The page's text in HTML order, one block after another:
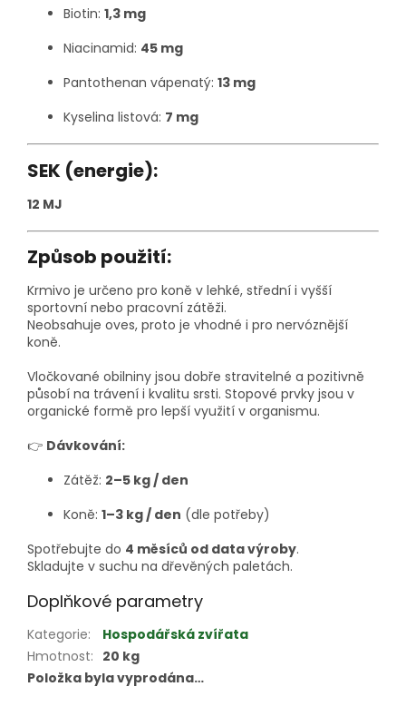
Biotin: 1,3 mg
Niacinamid: 45 mg
Pantothenan vápenatý: 13 mg
Kyselina listová: 7 mg
SEK (energie):
12 MJ
Způsob použití:
Krmivo je určeno pro koně v lehké, střední i vyšší
sportovní nebo pracovní zátěži.
Neobsahuje oves, proto je vhodné i pro nervóznější
koně.
Vločkované obilniny jsou dobře stravitelné a pozitivně
působí na trávení i kvalitu srsti. Stopové prvky jsou v
organické formě pro lepší využití v organismu.
👉 Dávkování:
Zátěž: 2–5 kg / den
Koně: 1–3 kg / den (dle potřeby)
Spotřebujte do 4 měsíců od data výroby.
Skladujte v suchu na dřevěných paletách.
Doplňkové parametry
Kategorie:
Hospodářská zvířata
Hmotnost: 20 kg
Položka byla vyprodána…